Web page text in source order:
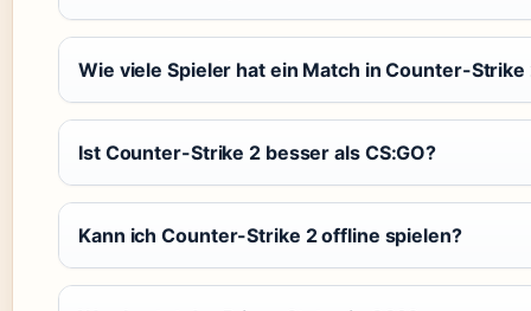
Wie viele Spieler hat ein Match in Counter-Strike
Ist Counter-Strike 2 besser als CS:GO?
Kann ich Counter-Strike 2 offline spielen?